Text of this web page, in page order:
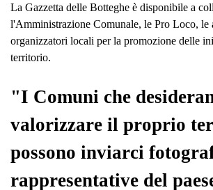
La Gazzetta delle Botteghe è disponibile a
l'Amministrazione Comunale, le Pro Loco, le
organizzatori locali per la promozione delle
territorio.
"I Comuni che
valorizzare il proprio
possono inviarci
rappresentative del